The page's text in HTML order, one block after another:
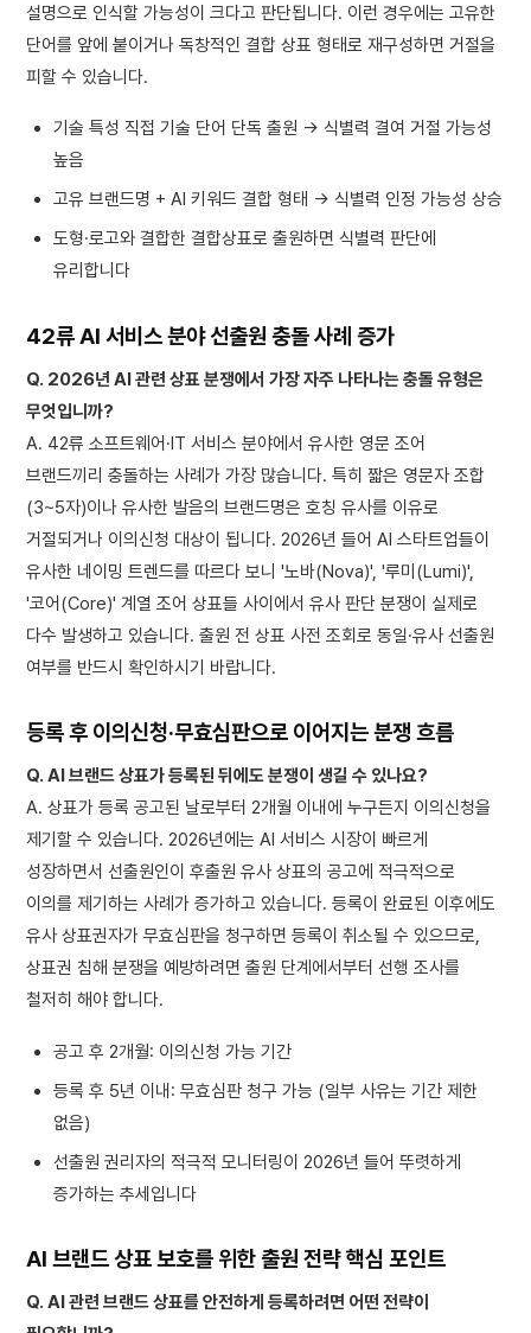
설명으로 인식할 가능성이 크다고 판단됩니다. 이런 경우에는 고유한
단어를 앞에 붙이거나 독창적인 결합 상표 형태로 재구성하면 거절을
피할 수 있습니다.
기술 특성 직접 기술 단어 단독 출원 → 식별력 결여 거절 가능성
높음
고유 브랜드명 + AI 키워드 결합 형태 → 식별력 인정 가능성 상승
도형·로고와 결합한 결합상표로 출원하면 식별력 판단에
유리합니다
42류 AI 서비스 분야 선출원 충돌 사례 증가
Q. 2026년 AI 관련 상표 분쟁에서 가장 자주 나타나는 충돌 유형은
무엇입니까?
A. 42류 소프트웨어·IT 서비스 분야에서 유사한 영문 조어
브랜드끼리 충돌하는 사례가 가장 많습니다. 특히 짧은 영문자 조합
(3~5자)이나 유사한 발음의 브랜드명은 호칭 유사를 이유로
거절되거나 이의신청 대상이 됩니다. 2026년 들어 AI 스타트업들이
유사한 네이밍 트렌드를 따르다 보니 '노바(Nova)', '루미(Lumi)',
'코어(Core)' 계열 조어 상표들 사이에서 유사 판단 분쟁이 실제로
다수 발생하고 있습니다. 출원 전 상표 사전 조회로 동일·유사 선출원
여부를 반드시 확인하시기 바랍니다.
등록 후 이의신청·무효심판으로 이어지는 분쟁 흐름
Q. AI 브랜드 상표가 등록된 뒤에도 분쟁이 생길 수 있나요?
A. 상표가 등록 공고된 날로부터 2개월 이내에 누구든지 이의신청을
제기할 수 있습니다. 2026년에는 AI 서비스 시장이 빠르게
성장하면서 선출원인이 후출원 유사 상표의 공고에 적극적으로
이의를 제기하는 사례가 증가하고 있습니다. 등록이 완료된 이후에도
유사 상표권자가 무효심판을 청구하면 등록이 취소될 수 있으므로,
상표권 침해 분쟁을 예방하려면 출원 단계에서부터 선행 조사를
철저히 해야 합니다.
공고 후 2개월: 이의신청 가능 기간
등록 후 5년 이내: 무효심판 청구 가능 (일부 사유는 기간 제한
없음)
선출원 권리자의 적극적 모니터링이 2026년 들어 뚜렷하게
증가하는 추세입니다
AI 브랜드 상표 보호를 위한 출원 전략 핵심 포인트
Q. AI 관련 브랜드 상표를 안전하게 등록하려면 어떤 전략이